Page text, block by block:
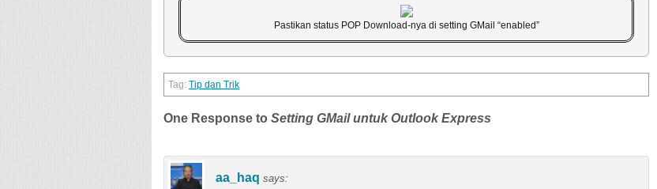
Pastikan status POP Download-nya di setting GMail “enabled”
Tip dan Trik
One Response to Setting GMail untuk Outlook Express
aa_haq says: